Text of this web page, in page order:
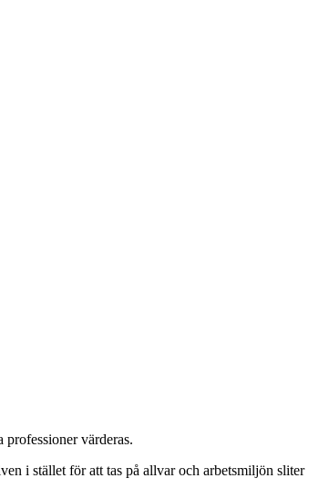
värderas.
i stället för att tas på allvar och arbetsmiljön sliter